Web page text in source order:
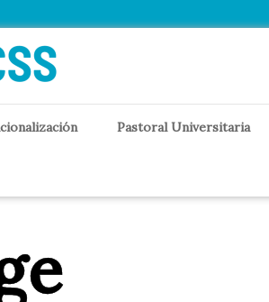
Pastoral Universitaria